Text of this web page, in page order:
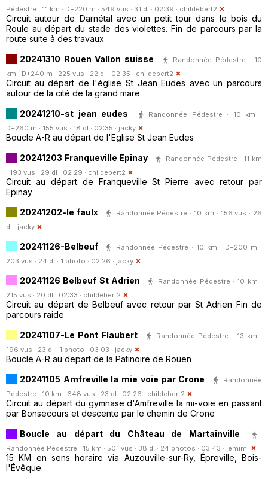
Pédestre · 11 km · D+220 m · 549 vus · 31 dl · 02:39 · childebert2
Circuit autour de Darnétal avec un petit tour dans le bois du
Roule au départ du stade des violettes. Fin de parcours par la
route suite à des travaux
20241310 Rouen Vallon suisse
Randonnée Pédestre · 10
km · D+240 m · 225 vus · 22 dl · 02:35 · childebert2
Circuit au départ de l'église St Jean Eudes avec un parcours
autour de la cité de la grand mare
20241210-st jean eudes
Randonnée Pédestre · 10 km ·
D+260 m · 155 vus · 18 dl · 02:35 · jacky
Boucle A-R au départ de l'Eglise St Jean Eudes
20241203 Franqueville Epinay
Randonnée Pédestre · 11 km
· 193 vus · 29 dl · 02:29 · childebert2
Circuit au départ de Franqueville St Pierre avec retour par
Epinay
20241202-le faulx
Randonnée Pédestre · 10 km · 156 vus · 26
dl · jacky
20241126-Belbeuf
Randonnée Pédestre · 10 km · D+200 m ·
203 vus · 24 dl · 1 photo · 02:26 · jacky
20241126 Belbeuf St Adrien
Randonnée Pédestre · 10 km ·
215 vus · 20 dl · 02:33 · childebert2
Circuit au départ de Belbeuf avec retour par St Adrien Fin de
parcours raide
20241107-Le Pont Flaubert
Randonnée Pédestre · 13 km ·
196 vus · 23 dl · 1 photo · 03:03 · jacky
Boucle A-R au depart de la Patinoire de Rouen
20241105 Amfreville la mie voie par Crone
Randonnée
Pédestre · 10 km · 648 vus · 23 dl · 02:26 · childebert2
Circuit au départ du gymnase d'Amfreville la mi-voie en passant
par Bonsecours et descente par le chemin de Crone
Boucle au départ du Château de Martainville
Randonnée Pédestre · 15 km · 501 vus · 38 dl · 24 photos · 03:43 · lemimi
15 KM en sens horaire via Auzouville-sur-Ry, Épreville, Bois-
l'Évêque.